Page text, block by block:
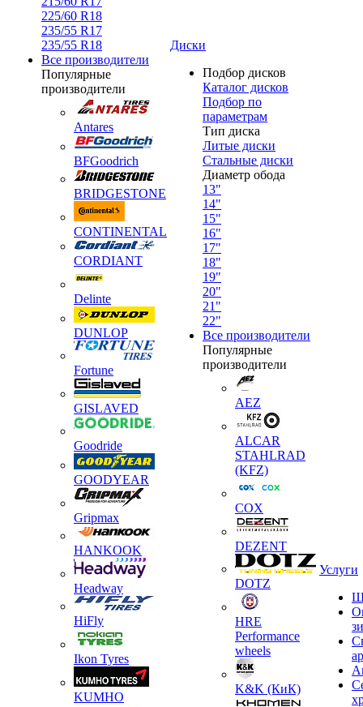
225/60 R18
235/55 R17
235/55 R18
Все производители
Популярные
производители
Antares
BFGoodrich
BRIDGESTONE
CONTINENTAL
CORDIANT
Delinte
DUNLOP
Fortune
GISLAVED
Goodride
GOODYEAR
Gripmax
HANKOOK
Headway
HiFly
Ikon Tyres
KUMHO
Диски
Подбор дисков
Каталог дисков
Подбор по
параметрам
Тип диска
Литые диски
Стальные диски
Диаметр обода
13"
14"
15"
16"
17"
18"
19"
20"
21"
22"
Все производители
Популярные
производители
AEZ
ALCAR
STAHLRAD
(KFZ)
COX
DEZENT
DOTZ
HRE
Performance
wheels
K&K (КиК)
Услуги